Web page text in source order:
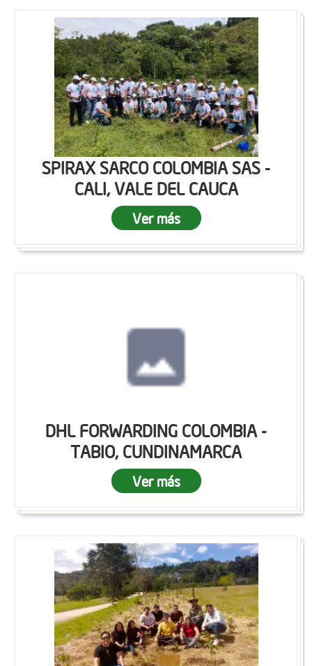
SPIRAX SARCO COLOMBIA SAS -
CALI, VALE DEL CAUCA
Ver más
DHL FORWARDING COLOMBIA -
TABIO, CUNDINAMARCA
Ver más